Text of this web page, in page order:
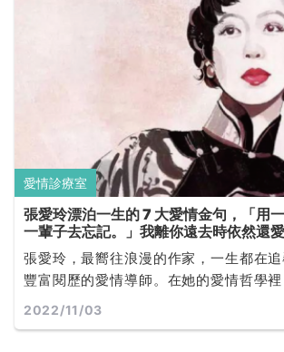
愛情診療室
張愛玲漂泊一生的 7 大愛情金句，「用
一輩子去忘記。」我離你遠去時依然還愛
張愛玲，最嚮往浪漫的作家，一生都在
豐富閱歷的愛情導師。在她的愛情哲學
盡所有從不反悔，並將畢生感觸寫成一
2022/11/03